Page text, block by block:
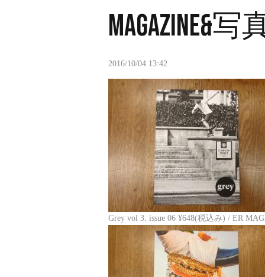
MAGAZINE&
2016/10/04 13:42
Grey vol 3. issue 06 ¥648(税込み) / ER